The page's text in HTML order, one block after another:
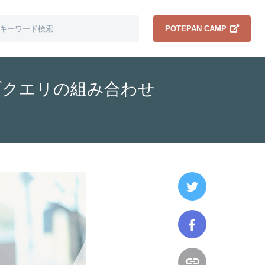
POTEPAN CAMP
エリの組み合わせ